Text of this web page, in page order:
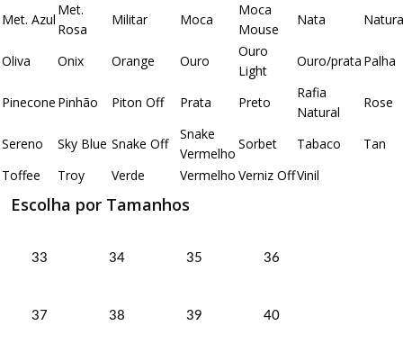
Met. Azul
Met.
Rosa
Militar Moca
Moca
Mouse
Nata
Oliva Onix Orange Ouro
Ouro
Light
Ouro/prata Palha
Pinecone Pinhão Piton Off Prata Preto
Rafia
Natural
Rose
Sereno Sky Blue Snake Off
Snake
Vermelho
Sorbet Tabaco
Tan
Toffee
Troy Verde Vermelho Verniz OffVinil
Escolha por Tamanhos
33 34 35 36
37 38 39 40